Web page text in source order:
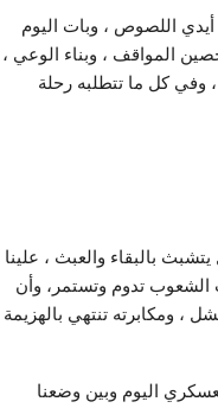
أيدي اللصوص ، وبات اليوم
المواقف ، وبناء الوعي ،
وفي كل ما تتطلبه رحلة
بالبقاء والعبث ، علينا
الشعوب تدوم وتستمر، وأن
، ومكابرته تنتهي بالهزيمة
اليوم وبين وضعنا